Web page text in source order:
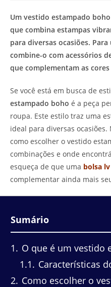
post:
Um vestido estampado
que combina estampas
para diversas ocasiões.
combine-o com acessórios
que complementam as
Se você está em busca de
estampado boho é a peça
roupa. Este estilo traz uma
ideal para diversas
como escolher o vestido
combinações e onde
esqueça de que uma bolsa
complementar ainda mais
Sumário
1
O que é um vestido
1.1
Características
2 Como escolher o